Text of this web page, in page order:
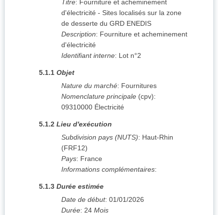
Titre: Fourniture et acheminement
d'électricité - Sites localisés sur la zone
de desserte du GRD ENEDIS
Description: Fourniture et acheminement
d'électricité
Identifiant interne: Lot n°2
5.1.1 Objet
Nature du marché: Fournitures
Nomenclature principale (cpv):
09310000 Électricité
5.1.2 Lieu d'exécution
Subdivision pays (NUTS): Haut-Rhin
(FRF12)
Pays: France
Informations complémentaires:
5.1.3 Durée estimée
Date de début: 01/01/2026
Durée: 24 Mois